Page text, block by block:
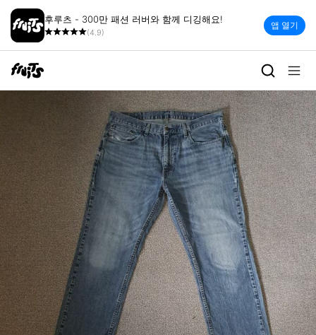
후루츠 - 300만 패션 러버와 함께 디깅해요!
(4.9)
앱 열기